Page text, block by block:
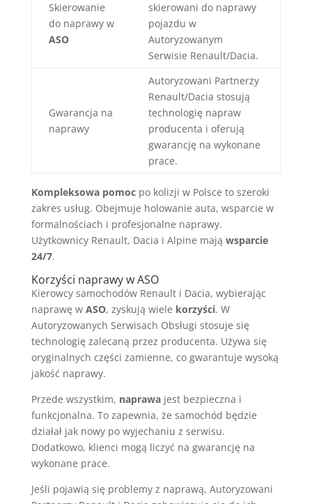
Skierowanie
do naprawy w
ASO
skierowani do naprawy
pojazdu w
Autoryzowanym
Serwisie Renault/Dacia.
Gwarancja na
naprawy
Autoryzowani Partnerzy
Renault/Dacia stosują
technologię napraw
producenta i oferują
gwarancję na wykonane
prace.
Kompleksowa pomocpo kolizji w Polsce to szeroki
zakres usług. Obejmuje holowanie auta, wsparcie w
formalnościach i profesjonalne naprawy.
Użytkownicy Renault, Dacia i Alpine mają wsparcie
24/7.
Korzyści naprawy w ASO
Kierowcy samochodów Renault i Dacia, wybierając
naprawę w ASO, zyskują wiele korzyści. W
Autoryzowanych Serwisach Obsługi stosuje się
technologię zalecaną przez producenta. Używa się
oryginalnych części zamienne, co gwarantuje wysoką
jakość naprawy.
Przede wszystkim, naprawajest bezpieczna i
funkcjonalna. To zapewnia, że samochód będzie
działał jak nowy po wyjechaniu z serwisu.
Dodatkowo, klienci mogą liczyć na gwarancję na
wykonane prace.
Jeśli pojawią się problemy z naprawą, Autoryzowani